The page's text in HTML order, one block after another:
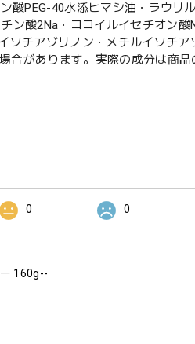
酸PEG-40水添ヒマシ油・ラウ
ン酸2Na・ココイルイセチオン
ソチアゾリノン・メチルイソチア
合があります。実際の成分は商品
0 0
160g--